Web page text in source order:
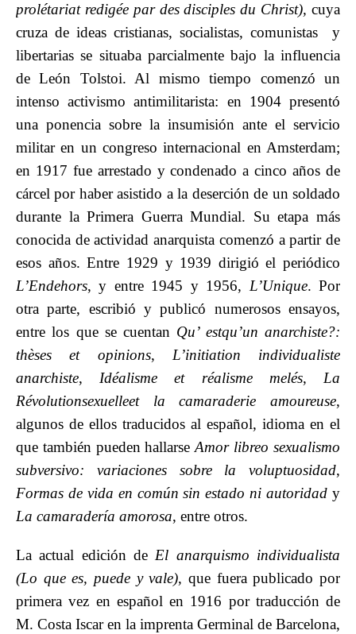
prolétariat redigée par des disciples du Christ), cuya
cruza de ideas cristianas, socialistas, comunistas y
libertarias se situaba parcialmente bajo la influencia
de León Tolstoi. Al mismo tiempo comenzó un
intenso activismo antimilitarista: en 1904 presentó
una ponencia sobre la insumisión ante el servicio
militar en un congreso internacional en Amsterdam;
en 1917 fue arrestado y condenado a cinco años de
cárcel por haber asistido a la deserción de un soldado
durante la Primera Guerra Mundial. Su etapa más
conocida de actividad anarquista comenzó a partir de
esos años. Entre 1929 y 1939 dirigió el periódico
L’Endehors, y entre 1945 y 1956, L’Unique. Por
otra parte, escribió y publicó numerosos ensayos,
entre los que se cuentan Qu’ estqu’un anarchiste?:
thèses et opinions, L’initiation individualiste
anarchiste,Idéalisme et réalisme melés,La
Révolutionsexuelleet la camaraderie amoureuse,
algunos de ellos traducidos al español, idioma en el
que también pueden hallarseAmor libreo sexualismo
subversivo: variaciones sobre la voluptuosidad,
Formas de vida en común sin estado ni autoridad y
La camaradería amorosa, entre otros.
La actual edición deEl anarquismo individualista
(Lo que es, puede y vale), que fuera publicado por
primera vez en español en 1916 por traducción de
M. Costa Iscar en la imprenta Germinal de Barcelona,